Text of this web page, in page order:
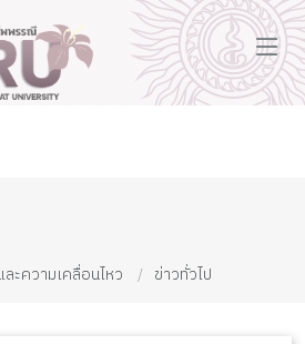
ะความเคลื่อนไหว ข่าวทั่วไป